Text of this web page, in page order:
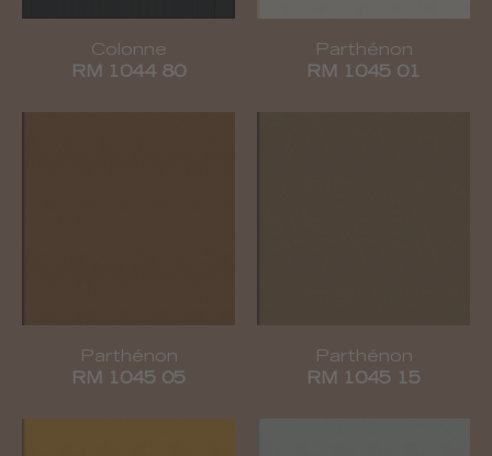
Colonne
RM 1044 80
Parthénon
RM 1045 01
Parthénon
RM 1045 05
Parthénon
RM 1045 15